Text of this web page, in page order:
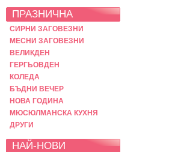
ПРАЗНИЧНА
СИРНИ ЗАГОВЕЗНИ
МЕСНИ ЗАГОВЕЗНИ
ВЕЛИКДЕН
ГЕРГЬОВДЕН
КОЛЕДА
БЪДНИ ВЕЧЕР
НОВА ГОДИНА
МЮСЮЛМАНСКА КУХНЯ
ДРУГИ
НАЙ-НОВИ